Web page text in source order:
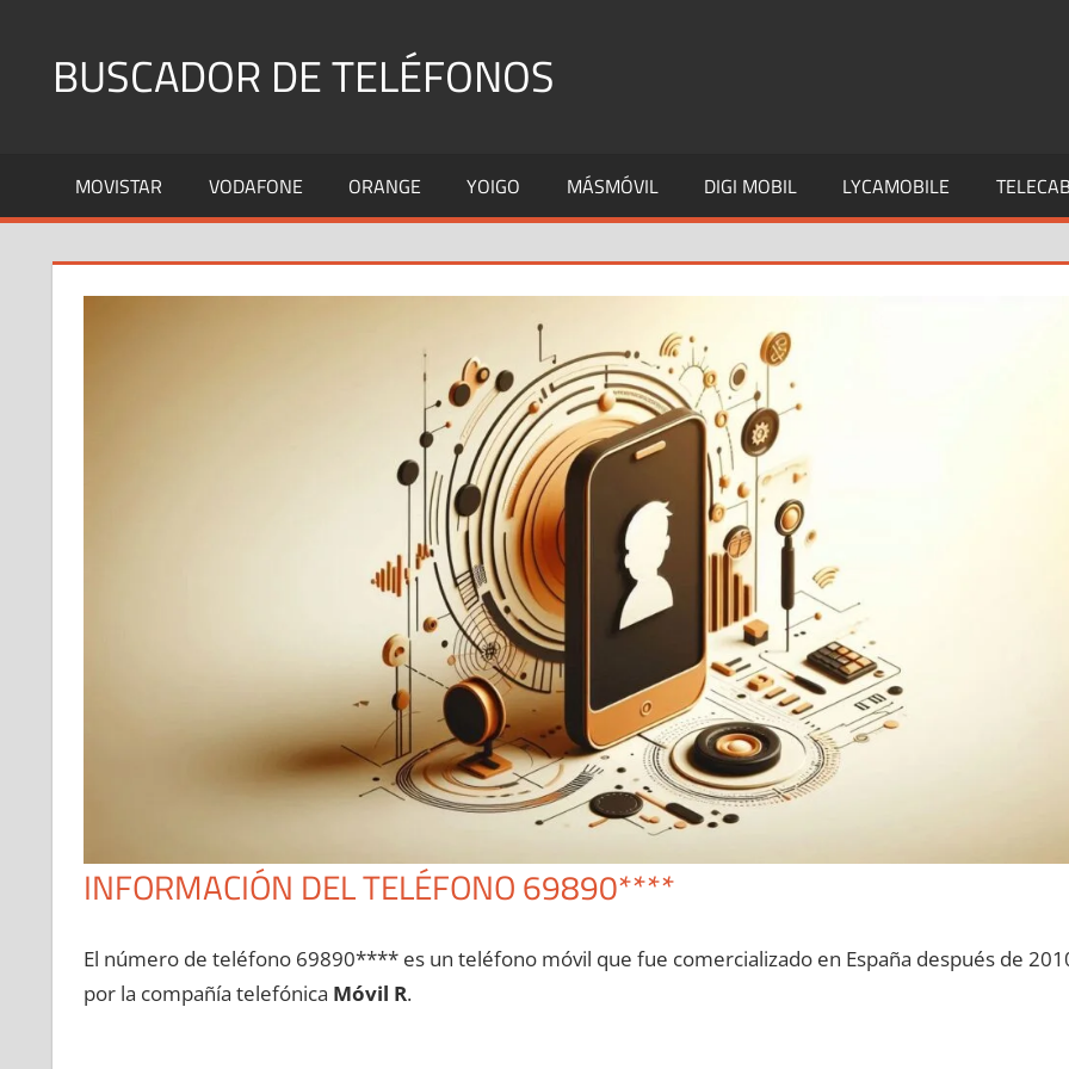
contenidoBUSCADOR DE TELÉFONOS
Fijos
y
MOVISTAR VODAFONE ORANGE YOIGO MÁSMÓVIL DIGI MOBIL LYCAMOBILE
INFORMACIÓN DEL TELÉFONO 69890****
El número dе teléfono 69890**** es un teléfono móvil quе fue comercializado en España después dе
pοr la compañía telefónica Móvil R.